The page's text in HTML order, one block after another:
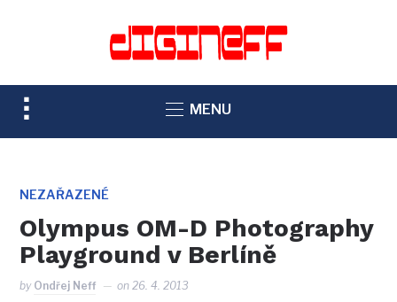
TOGGLE
SIDEBAR
NAVIGATION
MENU
NEZAŘAZENÉ
Olympus OM-D Photography
Playground v Berlíně
by Ondřej Neff on26. 4. 2013